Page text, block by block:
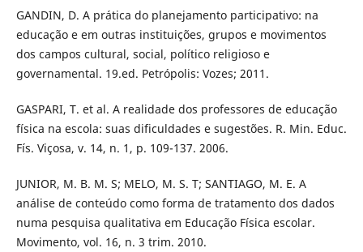
GANDIN, D. A prática do planejamento participativo: na
educação e em outras instituições, grupos e movimentos
dos campos cultural, social, político religioso e
governamental. 19.ed. Petrópolis: Vozes; 2011.
GASPARI, T. et al. A realidade dos professores de educação
física na escola: suas dificuldades e sugestões. R. Min. Educ.
Fís. Viçosa, v. 14, n. 1, p. 109-137. 2006.
JUNIOR, M. B. M. S; MELO, M. S. T; SANTIAGO, M. E. A
análise de conteúdo como forma de tratamento dos dados
numa pesquisa qualitativa em Educação Física escolar.
Movimento, vol. 16, n. 3 trim. 2010.